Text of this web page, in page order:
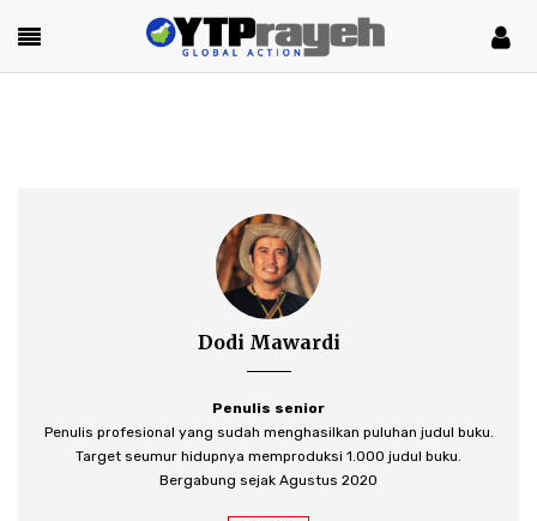
Dodi Mawardi
Penulis senior
Penulis profesional yang sudah menghasilkan puluhan judul buku.
Target seumur hidupnya memproduksi 1.000 judul buku.
Bergabung sejak Agustus 2020